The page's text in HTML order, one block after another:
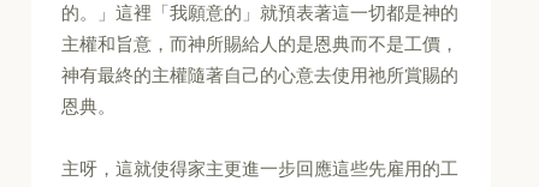
的。」這裡「我願意的」就預表著這一切都是神的
主權和旨意，而神所賜給人的是恩典而不是工價，
神有最終的主權隨著自己的心意去使用祂所賞賜的
恩典。
主呀，這就使得家主更進一步回應這些先雇用的工